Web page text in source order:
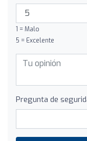
1 = Malo
5 = Excelente
Pregunta de